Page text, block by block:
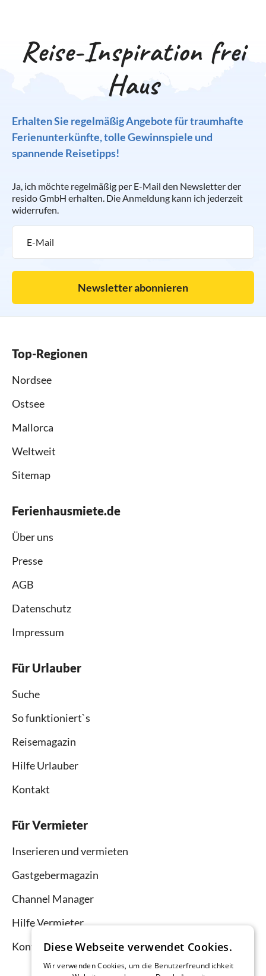
Reise-Inspiration frei
Haus
Erhalten Sie regelmäßig Angebote für traumhafte
Ferienunterkünfte, tolle Gewinnspiele und
spannende Reisetipps!
Ja, ich möchte regelmäßig per E-Mail den Newsletter der
resido GmbH erhalten. Die Anmeldung kann ich jederzeit
widerrufen.
Newsletter abonnieren
Top-Regionen
Nordsee
Ostsee
Mallorca
Weltweit
Sitemap
Ferienhausmiete.de
Über uns
Presse
AGB
Datenschutz
Impressum
Für Urlauber
Suche
So funktioniert`s
Reisemagazin
Hilfe Urlauber
Kontakt
Für Vermieter
Inserieren und vermieten
Gastgebermagazin
Channel Manager
Hilfe Vermieter
KontaktDiese Webseite verwendet Cookies.
Wir verwenden Cookies, um die Benutzerfreundlichkeit